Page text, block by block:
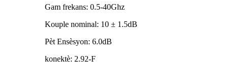
Gam frekans: 0.5-40Ghz
Kouple nominal: 10 ± 1.5dB
Pèt Ensèsyon: 6.0dB
konektè: 2.92-F